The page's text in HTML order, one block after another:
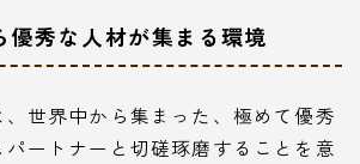
秀な人材が集まる環境
世界中から集まった、極めて優秀
ートナーと切磋琢磨することを意